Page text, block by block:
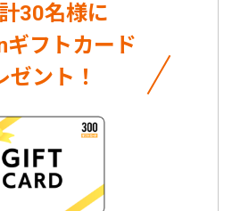
30名様に
ギフトカード
ゼント！